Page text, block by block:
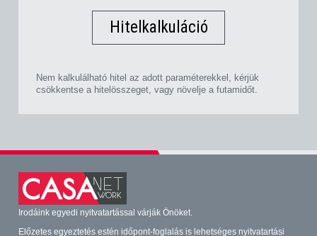
Hitelkalkuláció
Nem kalkulálható hitel az adott paraméterekkel, kérjük
csökkentse a hitelösszeget, vagy növelje a futamidőt.
Irodáink egyedi nyitvatartással várják Önöket.
Előzetes egyeztetés estén időpont-foglalás is lehetséges nyitvatartási